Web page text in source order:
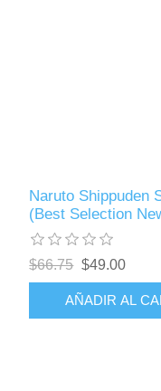
Naruto Shippuden
(Best Selection
$66.75 $49.00
AÑADIR AL